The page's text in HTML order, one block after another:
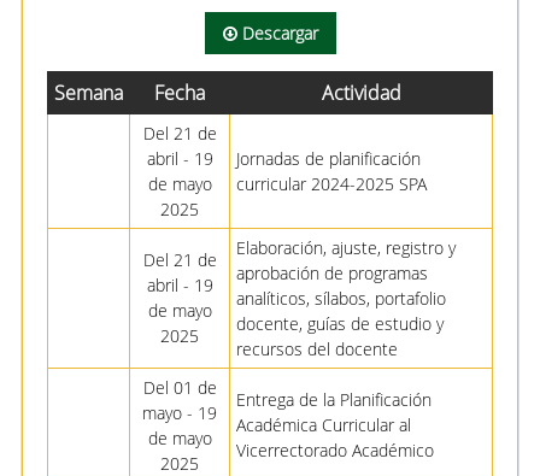
Descargar
Semana Fecha Actividad
Del 21 de
abril - 19
de mayo
2025
Jornadas de planificación
curricular 2024-2025 SPA
Del 21 de
abril - 19
de mayo
2025
Elaboración, ajuste, registro y
aprobación de programas
analíticos, sílabos, portafolio
docente, guías de estudio y
recursos del docente
Del 01 de
mayo - 19
de mayo
2025
Entrega de la Planificación
Académica Curricular al
Vicerrectorado Académico